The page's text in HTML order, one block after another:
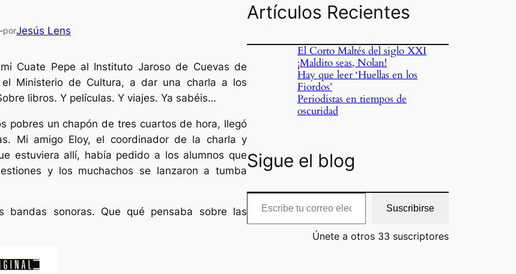
porJesús Lens
Cuate Pepe al Instituto Jaroso de Cuevas de
el Ministerio de Cultura, a dar una charla a los
libros. Y películas. Y viajes. Ya sabéis…
pobres un chapón de tres cuartos de hora, llegó
Mi amigo Eloy, el coordinador de la charla y
estuviera allí, había pedido a los alumnos que
y los muchachos se lanzaron a tumba
bandas sonoras. Que qué pensaba sobre las
Artículos Recientes
El Corto Maltés del siglo XXI
¡Maldito seas, Nolan!
Hay que leer ‘Huellas en los
Fiordos’
Periodistas en tiempos de
oscuridad
Sigue el blog
Escribe tu correo electrónico…
Suscribirse
Únete a otros 33 suscriptores